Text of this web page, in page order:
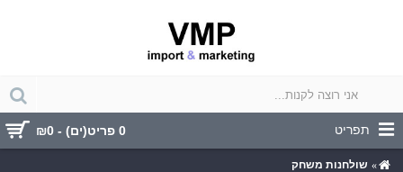
0 פריט(ים) - ₪0 תפריט
שולחנות משחק